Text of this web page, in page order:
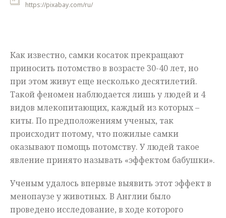
Происшествия
https://pixabay.com/ru/
Как известно, самки косаток прекращают
приносить потомство в возрасте 30-40 лет, но
при этом живут еще несколько десятилетий.
Такой феномен наблюдается лишь у людей и 4
видов млекопитающих, каждый из которых –
киты. По предположениям ученых, так
происходит потому, что пожилые самки
оказывают помощь потомству. У людей такое
явление принято называть «эффектом бабушки».
Ученым удалось впервые выявить этот эффект в
менопаузе у животных. В Англии было
проведено исследование, в ходе которого